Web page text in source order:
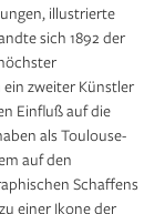
illustrierte
sich 1892 der
zweiter Künstler
Einfluß auf die
als Toulouse-
auf den
Schaffens
einer Ikone der